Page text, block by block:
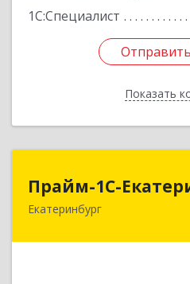
1С:Специалист
Показать
Прайм-1С-
Екатеринбург
Прайм-
620142, Свердловская